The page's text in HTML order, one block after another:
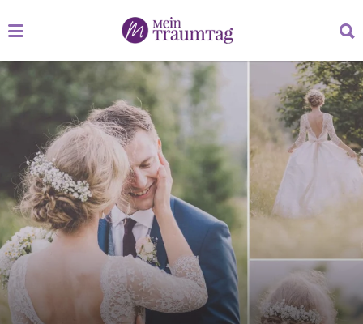
nach:
nach: